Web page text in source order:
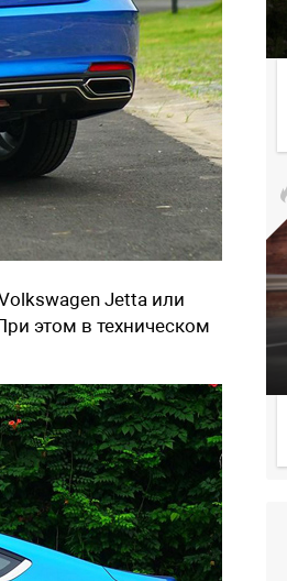
Jetta или
этом в техническом